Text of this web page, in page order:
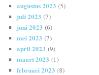
augustus 2023 (5)
juli 2023 (7)
juni 2023 (6)
mei 2023 (7)
april 2023 (9)
maart 2023 (1)
februari 2023 (8)